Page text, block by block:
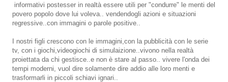
informativi postesser in realtà essere utili per "condurre" le menti del
povero popolo dove lui voleva.. vendendogli azioni e situazioni
regressive..con immagini o parole positive..
I nostri figli crescono con le immagini,con la pubblicità con le serie
tv, con i giochi,videogiochi di simulaizione..vivono nella realtà
proiettata da chi gestisce..e non è stare al passo.. vivere l'onda dei
tempi moderni, vuol dire solamente dire addio alle loro menti e
trasformarli in piccoli schiavi ignari..